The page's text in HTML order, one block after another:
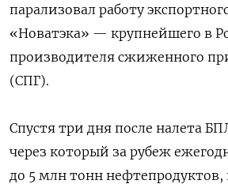
парализовал работу
«Новатэка» — крупнейшего в
производителя сжиженного
(СПГ).
Спустя три дня после налета
через который за рубеж
до 5 млн тонн